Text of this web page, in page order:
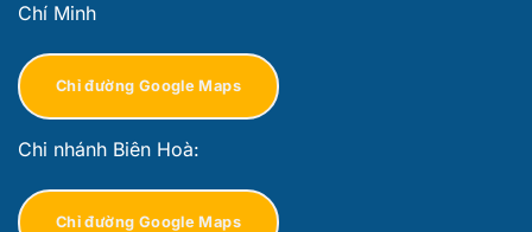
Chí Minh
Chỉ đường Google Maps
Chi nhánh Biên Hoà:
Chỉ đường Google Maps